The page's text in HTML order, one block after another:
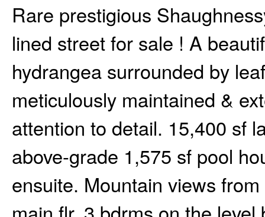
Rare prestigious
lined street for sale ! A
hydrangea surrounded by
meticulously maintained &
attention to detail. 15,400 sf
above-grade 1,575 sf pool
ensuite. Mountain views